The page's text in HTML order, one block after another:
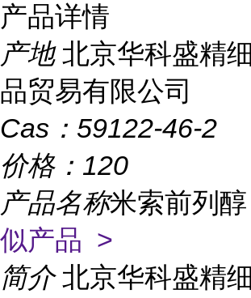
产品详情
产地 北京华科盛精
品贸易有限公司
Cas： 59122-46-2
价格： 120
产品名称米索前列醇
似产品 >
简介 北京华科盛精